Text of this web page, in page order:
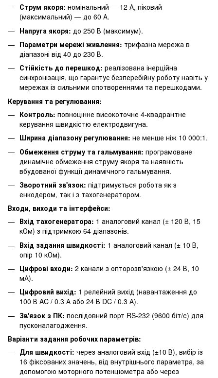
Струм якоря: номінальний — 12 А, піковий
(максимальний) — до 60 А.
Напруга якоря: до 250 В (максимум).
Параметри мережі живлення: трифазна мережа в
діапазоні від 40 до 230 В.
Стійкість до перешкод: реалізована інерційна
синхронізація, що гарантує безперебійну роботу навіть у
мережах із сильними спотвореннями та перешкодами.
Керування та регулювання:
Контроль: повноцінне високоточне 4-квадрантне
керування швидкістю електродвигуна.
Ширина діапазону регулювання: не менше ніж 10 000:1.
Обмеження струму та гальмування: програмоване
динамічне обмеження струму якоря та наявність
вбудованої функції динамічного гальмування.
Зворотний зв'язок: підтримується робота як з
енкодером, так і з тахогенератором.
Входи, виходи та інтерфейси:
Вхід тахогенератора: 1 аналоговий канал (± 120 В, 15
кОм) з підтримкою 64 діапазонів.
Вхід задання швидкості: 1 аналоговий канал (± 10 В,
опір 10 кОм).
Цифрові входи: 2 канали з опторозв'язкою (± 24 В, 10
мА).
Цифровий вихід: 1 релейний вихід (навантаження до
100 В AC / 0.3 А або 24 В DC / 0.3 А).
Зв'язок з ПК: послідовний порт RS-232 (9600 біт/с) для
пусконалагодження.
Варіанти задання робочих параметрів:
Для швидкості: через аналоговий вхід (±10 В), вибір із
16 фіксованих значень, від внутрішнього параметра, за
допомогою моторного потенціометра або через